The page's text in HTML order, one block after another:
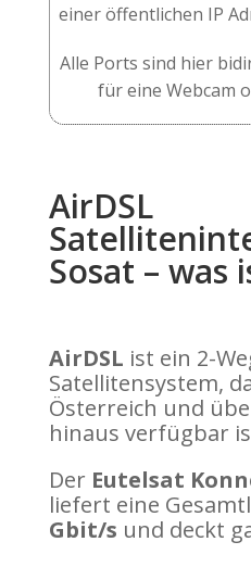
einer öffentlichen IP
Alle Ports sind hier
für eine Webcam
AirDSL
Sosat – was
AirDSL ist ein 2-
Satellitensystem,
Österreich und
hinaus verfügbar
Der Eutelsat
liefert eine
Gbit/s und deckt